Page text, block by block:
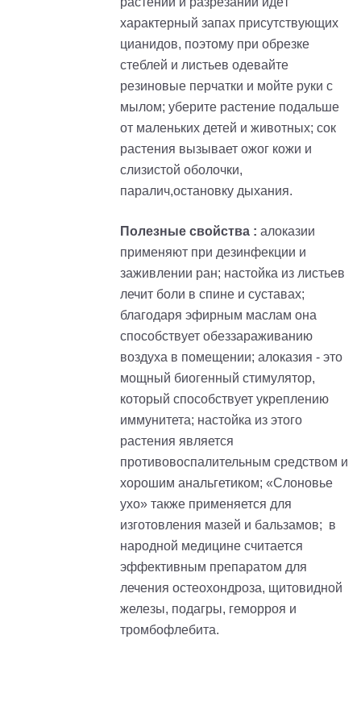
характерный запах присутствующих
цианидов, поэтому при обрезке
стеблей и листьев одевайте
резиновые перчатки и мойте руки с
мылом; уберите растение подальше
от маленьких детей и животных; сок
растения вызывает ожог кожи и
слизистой оболочки,
паралич,остановку дыхания.
Полезные свойства : алоказии
применяют при дезинфекции и
заживлении ран; настойка из листьев
лечит боли в спине и суставах;
благодаря эфирным маслам она
способствует обеззараживанию
воздуха в помещении; алоказия - это
мощный биогенный стимулятор,
который способствует укреплению
иммунитета; настойка из этого
растения является
противовоспалительным средством и
хорошим анальгетиком; «Слоновье
ухо» также применяется для
изготовления мазей и бальзамов; в
народной медицине считается
эффективным препаратом для
лечения остеохондроза, щитовидной
железы, подагры, геморроя и
тромбофлебита.